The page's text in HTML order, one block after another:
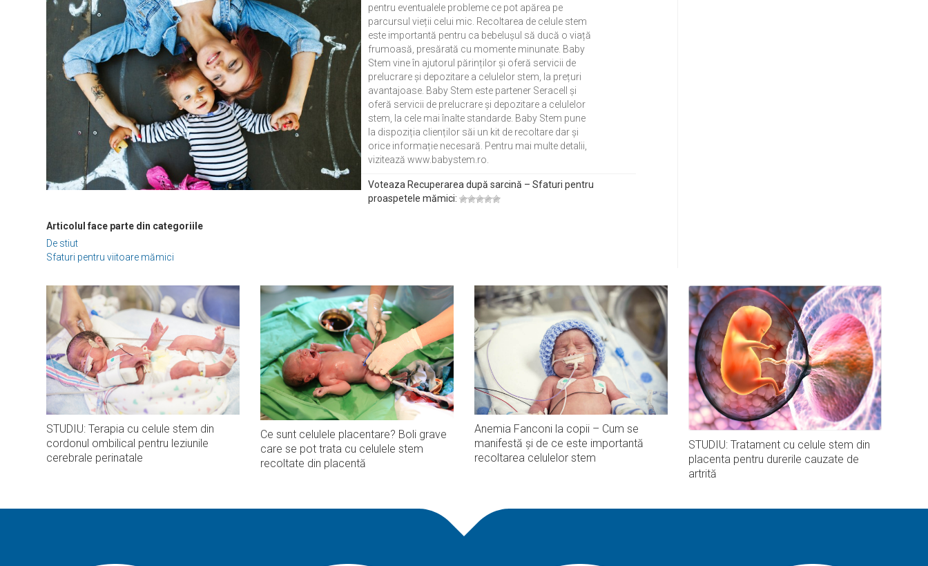
pentru eventualele probleme ce pot apărea pe
parcursul vieții celui mic. Recoltarea de celule stem
este importantă pentru ca bebelușul să ducă o viață
frumoasă, presărată cu momente minunate. Baby
Stem vine în ajutorul părinților și oferă servicii de
prelucrare și depozitare a celulelor stem, la prețuri
avantajoase. Baby Stem este partener Seracell și
oferă servicii de prelucrare și depozitare a celulelor
stem, la cele mai înalte standarde. Baby Stem pune
la dispoziția clienților săi un kit de recoltare dar și
orice informație necesară. Pentru mai multe detalii,
vizitează www.babystem.ro.
Voteaza Recuperarea după sarcină – Sfaturi pentru
proaspetele mămici:
Articolul face parte din categoriile
De stiut
Sfaturi pentru viitoare mămici
STUDIU: Terapia cu celule stem din
cordonul ombilical pentru leziunile
cerebrale perinatale
Ce sunt celulele placentare? Boli grave
care se pot trata cu celulele stem
recoltate din placentă
Anemia Fanconi la copii – Cum se
manifestă și de ce este importantă
recoltarea celulelor stem
STUDIU: Tratament cu celule stem din
placenta pentru durerile cauzate de
artrită